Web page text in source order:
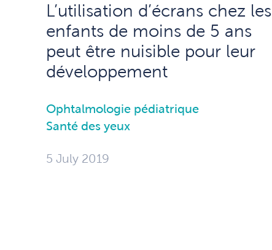
L’utilisation d’écrans chez les
enfants de moins de 5 ans
peut être nuisible pour leur
développement
Ophtalmologie pédiatrique
Santé des yeux
5 July 2019